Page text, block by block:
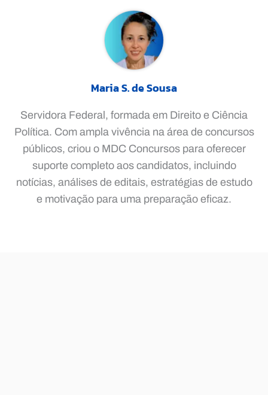
Maria S. de Sousa
Servidora Federal, formada em Direito e Ciência
Política. Com ampla vivência na área de concursos
públicos, criou o MDC Concursos para oferecer
suporte completo aos candidatos, incluindo
notícias, análises de editais, estratégias de estudo
e motivação para uma preparação eficaz.